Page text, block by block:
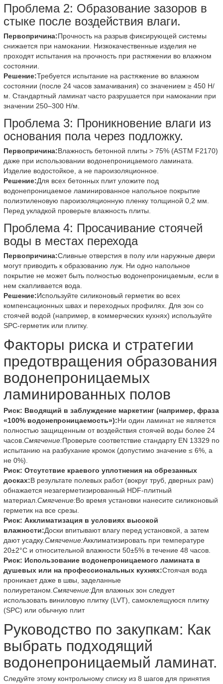
Проблема 2: Образование зазоров в
стыке после воздействия влаги.
Первопричина:Прочность на разрыв фиксирующей системы
снижается при намокании. Низкокачественные изделия не
проходят испытания на прочность при растяжении во влажном
состоянии.
Решение:Требуется испытание на растяжение во влажном
состоянии (после 24 часов замачивания) со значением ≥ 450 Н/
м. Стандартный ламинат часто разрушается при намокании при
значении 250–300 Н/м.
Проблема 3: Проникновение влаги из
основания пола через подложку.
Первопричина:Влажность бетонной плиты > 75% (ASTM F2170)
даже при использовании водонепроницаемого ламината.
Изделие водостойкое, а не пароизоляционное.
Решение:Для всех бетонных плит уложите под
водонепроницаемое ламинированное напольное покрытие
полиэтиленовую пароизоляционную пленку толщиной 0,2 мм.
Перед укладкой проверьте влажность плиты.
Проблема 4: Просачивание стоячей
воды в местах перехода
Первопричина:Сливные отверстия в полу или наружные двери
могут приводить к образованию луж. Ни одно напольное
покрытие не может быть полностью водонепроницаемым, если в
нем скапливается вода.
Решение:Используйте силиконовый герметик во всех
компенсационных швах и переходных профилях. Для зон со
стоячей водой (например, в коммерческих кухнях) используйте
SPC-герметик или плитку.
Факторы риска и стратегии
предотвращения образования
водонепроницаемых
ламинированных полов
Риск: Вводящий в заблуждение маркетинг (например, фраза
«100% водонепроницаемость»):Ни один ламинат не является
полностью защищенным от воздействия стоячей воды более 24
часов. Смягчение:Проверьте соответствие стандарту EN 13329 по
испытанию на разбухание кромок (допустимо значение ≤ 6%, а
не 0%).
Риск: Отсутствие краевого уплотнения на обрезанных
досках:В результате полевых работ (вокруг труб, дверных рам)
обнажается незагерметизированный HDF-плитный
материал. Смягчение:Во время установки нанесите силиконовый
герметик на все срезы.
Риск: Акклиматизация в условиях высокой
влажности:Доски впитывают влагу перед установкой, а затем
дают усадку.Смягчение:Акклиматизировать при температуре
20±2°C и относительной влажности 50±5% в течение 48 часов.
Риск: Использование водонепроницаемого ламината в
душевых или на профессиональных кухнях:Стоячая вода
проникает даже в швы, заделанные
полиуретаном. Смягчение:Для влажных зон следует
использовать виниловую плитку (LVT), самоклеящуюся плитку
(SPC) или обычную плит
Руководство по закупкам: Как
выбрать подходящий
водонепроницаемый ламинат.
Следуйте этому контрольному списку из 8 шагов для принятия